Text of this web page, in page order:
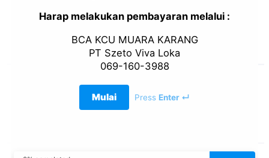
Harap melakukan pembayaran melalui :
BCA KCU MUARA KARANG
PT Szeto Viva Loka
069-160-3988
Mulai Press Enter ↵